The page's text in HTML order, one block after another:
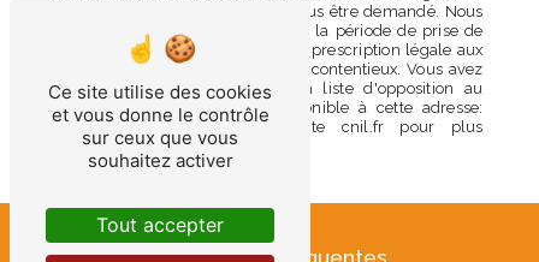
Un justificatif d'identité pourra vous être demandé. Nous
conservons vos données pendant la période de prise de
contact puis pendant la durée de prescription légale aux
fins probatoires et de gestion des contentieux. Vous avez
le droit de vous inscrire sur la liste d'opposition au
démarchage téléphonique, disponible à cette adresse:
Bloctel.gouv.fr . Consultez le site cnil.fr pour plus
d’informations sur vos droits.
Recherches fréquentes
Ce site utilise des cookies
et vous donne le contrôle
sur ceux que vous
souhaitez activer
Tout accepter